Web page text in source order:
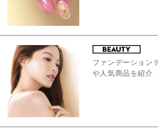
ファンデーション
や人気商品を紹介